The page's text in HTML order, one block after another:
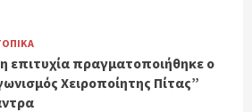
επιτυχία πραγματοποιήθηκε ο
Χειροποίητης Πίτας”